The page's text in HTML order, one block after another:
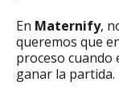
En Maternify,
queremos que
proceso cuando
ganar la partida.